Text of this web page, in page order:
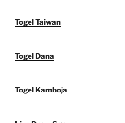
Togel Taiwan
Togel Dana
Togel Kamboja